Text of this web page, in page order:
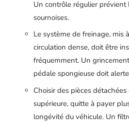
Un contrôle régulier prévient
sournoises.
Le système de freinage, mis
circulation dense, doit être
fréquemment. Un
pédale spongieuse doit
Choisir des pièces
supérieure, quitte à payer
longévité du véhicule. Un